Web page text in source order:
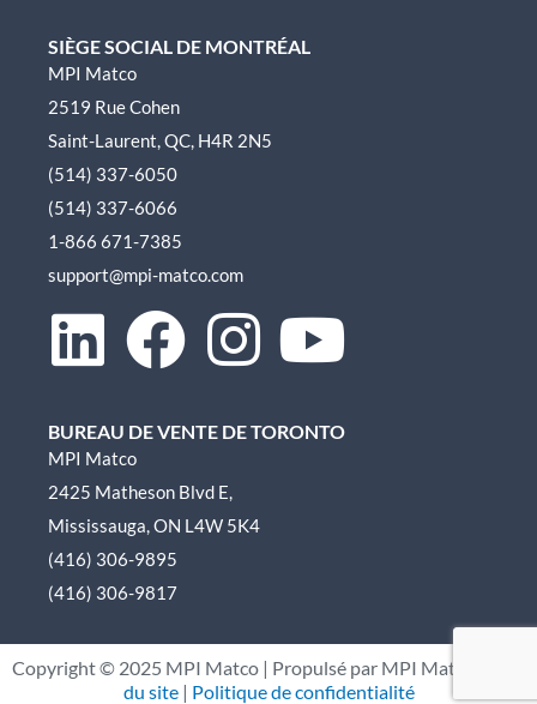
SIÈGE SOCIAL DE MONTRÉAL
MPI Matco
2519 Rue Cohen
Saint-Laurent, QC, H4R 2N5
(514) 337-6050
(514) 337-6066
1-866 671-7385
support@mpi-matco.com
L
n
k
e
d
F
c
e
b
o
I
s
t
g
Y
u
b
BUREAU DE VENTE DE TORONTO
MPI Matco
2425 Matheson Blvd E,
Mississauga, ON L4W 5K4
(416) 306-9895
(416) 306-9817
Copyright © 2025 MPI Matco | Propulsé par MPI Matco |
du site| Politique de confidentialité